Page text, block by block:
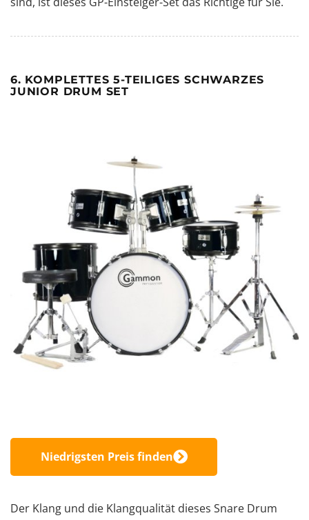
6. KOMPLETTES 5-TEILIGES SCHWARZES
JUNIOR DRUM SET
Niedrigsten Preis finden
Der Klang und die Klangqualität dieses Snare Drum